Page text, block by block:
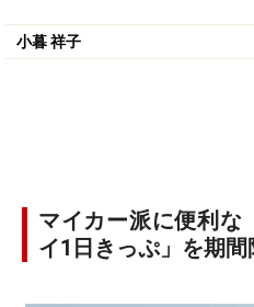
小暮 祥子
マイカー派に便利な
イ1日きっぷ」を期間